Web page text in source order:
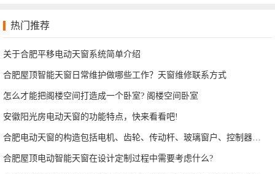
热门推荐
关于合肥平移电动天窗系统简单介绍
合肥屋顶智能天窗日常维护做哪些工作？天窗维修联系方式
怎么才能把阁楼空间打造成一个卧室? 阁楼空间卧室
安徽阳光房电动天窗的功能特点，快来看看吧!
合肥电动天窗的构造包括电机、齿轮、传动杆、玻璃窗户、控制器等部分
合肥屋顶电动智能天窗在设计定制过程中需要考虑什么?